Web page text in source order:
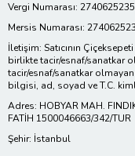
Vergi Numarası: 2740625235
Mersis Numarası:
İletişim: Satıcının
birlikte tacir/esnaf/sanatkar
tacir/esnaf/sanatkar
bilgisi, ad, soyad ve T.C.
Adres: HOBYAR MAH.
FATİH 1500046663/342/TUR
Şehir: İstanbul